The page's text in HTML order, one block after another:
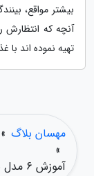
بیشتر مواقع،
آنچه که انتظارش
تهیه نموده اند با
مهسان بلاگ »
»
آموزش 6 مدل بامزه از کاردستی جوجه ای برای بچه ها